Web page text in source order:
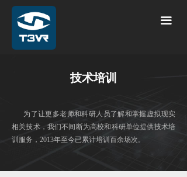
끀
技术培训
为了让更多老师和科研人员了解和掌握虚拟现实
相关技术，我们不间断为高校和科研单位提供技术培
训服务，2013年至今已累计培训百余场次。